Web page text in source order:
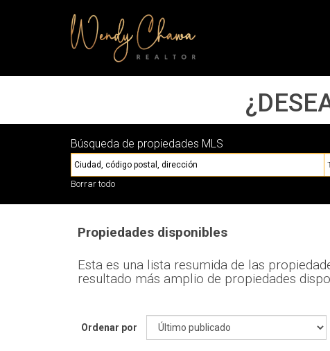
Búsqueda de propiedades MLS
Borrar todo
Propiedades disponibles
Esta es una lista resumida de las
resultado más amplio de propiedades
Ordenar por